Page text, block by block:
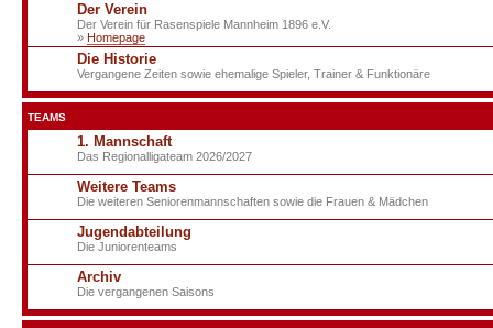
Der Verein
Der Verein für Rasenspiele Mannheim 1896 e.V.
» Homepage
Die Historie
Vergangene Zeiten sowie ehemalige Spieler, Trainer & Funktionäre
TEAMS
1. Mannschaft
Das Regionalligateam 2026/2027
Weitere Teams
Die weiteren Seniorenmannschaften sowie die Frauen & Mädchen
Jugendabteilung
Die Juniorenteams
Archiv
Die vergangenen Saisons